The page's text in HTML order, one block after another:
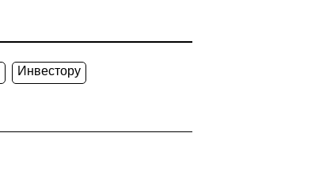
Инвестору